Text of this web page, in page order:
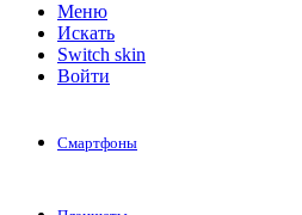
Меню
Искать
Switch skin
Войти
Смартфоны